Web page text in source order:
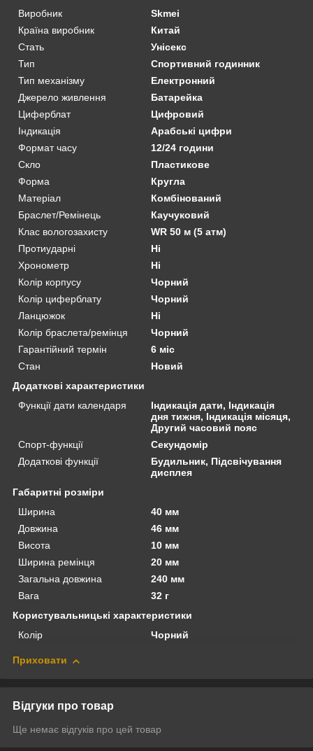
Виробник
Skmei
Країна виробник
Китай
Стать
Унісекс
Тип
Спортивний годинник
Тип механізму
Електронний
Джерело живлення
Батарейка
Циферблат
Цифровий
Індикація
Арабські цифри
Формат часу
12/24 години
Скло
Пластикове
Форма
Кругла
Матеріал
Комбінований
Браслет/Ремінець
Каучуковий
Клас вологозахисту
WR 50 м (5 атм)
Протиударні
Ні
Хронометр
Ні
Колір корпусу
Чорний
Колір циферблату
Чорний
Ланцюжок
Ні
Колір браслета/ремінця
Чорний
Гарантійний термін
6 міс
Стан
Новий
Додаткові характеристики
Функції дати календаря
Індикація дати, Індикація
дня тижня, Індикація місяця,
Другий часовий пояс
Спорт-функції
Секундомір
Додаткові функції
Будильник, Підсвічування
дисплея
Габаритні розміри
Ширина
40 мм
Довжина
46 мм
Висота
10 мм
Ширина ремінця
20 мм
Загальна довжина
240 мм
Вага
32 г
Користувальницькі характеристики
Колір
Чорний
Приховати
Відгуки про товар
Ще немає відгуків про цей товар